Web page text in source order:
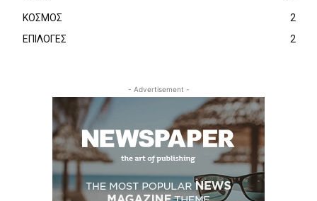
ΚΟΣΜΟΣ
2
ΕΠΙΛΟΓΕΣ
2
- Advertisement -